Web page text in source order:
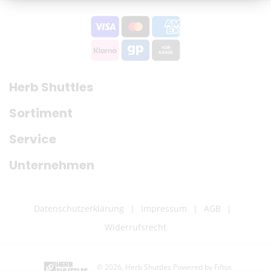
Herb Shuttles
Sortiment
Service
Unternehmen
Datenschutzerklärung Impressum
AGB
Widerrufsrecht
© 2026, Herb Shuttles Powered by Fiftys